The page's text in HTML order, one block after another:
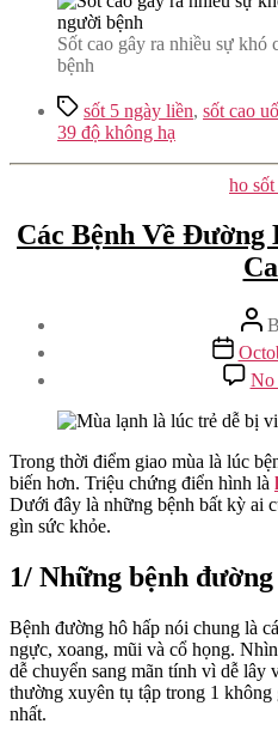
Sốt cao gây ra nhiều sự khó
bệnh
Tagssốt 5 ngày liền, sốt cao
39 độ không hạ
ho sốt
Các Bệnh Về Đường
Post
Post
date
No
Trong thời điểm giao mùa là lúc
biến hơn. Triệu chứng điển hình là
Dưới đây là những bệnh bất kỳ ai
gìn sức khỏe.
1/ Những bệnh
Bệnh đường hô hấp nói chung là
ngực, xoang, mũi và cổ họng.
dễ chuyển sang mãn tính vì dễ lây
thường xuyên tụ tập trong 1
nhất.